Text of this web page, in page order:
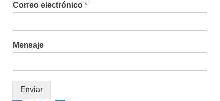
Correo electrónico *
Mensaje
Enviar